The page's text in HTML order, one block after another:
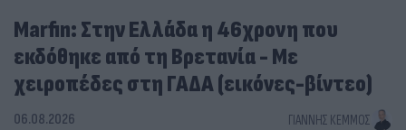
Marfin: Στην Ελλάδα η 46χρονη που
εκδόθηκε από τη Βρετανία - Με
χειροπέδες στη ΓΑΔΑ (εικόνες-βίντεο)
06.08.2026 ΓΙΆΝΝΗΣ ΚΈΜΜΟΣ